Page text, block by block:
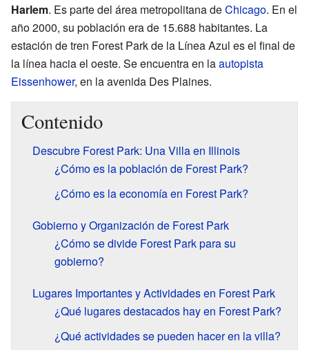
Harlem. Es parte del área metropolitana deChicago. En el
año 2000, su población era de 15.688 habitantes. La
estación de tren Forest Park de la Línea Azul es el final de
la línea hacia el oeste. Se encuentra en laautopista
Eissenhower, en la avenida Des Plaines.
Contenido
Descubre Forest Park: Una Villa en Illinois
¿Cómo es la población de Forest Park?
¿Cómo es la economía en Forest Park?
Gobierno y Organización de Forest Park
¿Cómo se divide Forest Park para su
gobierno?
Lugares Importantes y Actividades en Forest Park
¿Qué lugares destacados hay en Forest Park?
¿Qué actividades se pueden hacer en la villa?